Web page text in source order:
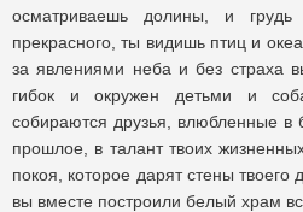
осматриваешь долины, и грудь
прекрасного, ты видишь птиц и
за явлениями неба и без страха
гибок и окружен детьми и
собираются друзья, влюбленные в
прошлое, в талант твоих
покоя, которое дарят стены
вы вместе построили белый храм